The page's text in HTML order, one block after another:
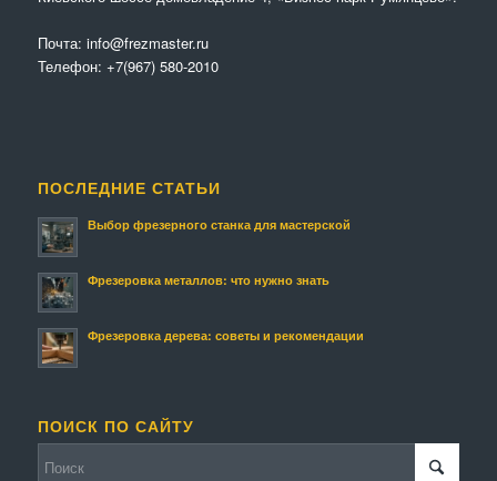
Почта: info@frezmaster.ru
Телефон: +7(967) 580-2010
ПОСЛЕДНИЕ СТАТЬИ
Выбор фрезерного станка для мастерской
Фрезеровка металлов: что нужно знать
Фрезеровка дерева: советы и рекомендации
ПОИСК ПО САЙТУ